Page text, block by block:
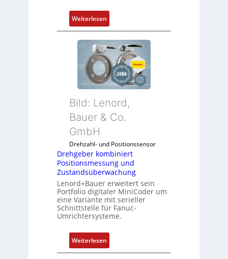
r
d
i
e
A
n
w
e
d
u
g
k
o
n
f
i
g
u
e
g
e
n
G
u
n
G
a
e
n
R
a
s
p
e
r
Weiterlesen:
D
r
e
h
g
e
e
m
b
i
i
e
r
t
P
o
s
Bild: Lenord,
Bauer & Co.
GmbH
Drehzahl- und Positionssensor
Drehgeber kombiniert
Positionsmessung und
Zustandsüberwachung
Lenord+Bauer erweitert sein
Portfolio digitaler MiniCoder um
eine Variante mit serieller
Schnittstelle für Fanuc-
Umrichtersysteme.
Weiterlesen:
D